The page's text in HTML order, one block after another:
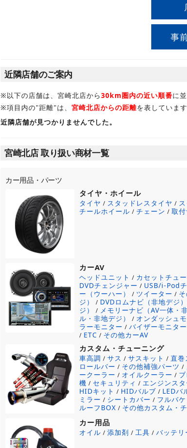
事
近隣店舗のご案内
※以下の店舗は、宮崎北店から30km圏内の近い順番に
※項目内の"距離"は、 宮崎北店からの距離を表しています
近隣店舗が見つかりませんでした。
宮崎北店 取り扱い商材一覧
カー用品・パーツ
タイヤ・ホイール
タイヤ / スタッドレスタイヤ /
チールホイール /チェーン /取
カーAV
ヘッドユニット / カセットチュ
DVDチェンジャー / USB/i-Pod
ー（ウーハー）
/ ツイーター /
ジ）
/ DVDロムナビ（非地デジ）
ジ）
/ メモリーナビ（AV一体・
ル・非地デジ）
/ オンダッシュ
ラーモニター /バイザーモニター
/ ETC / その他カーAV
カスタム・チューニング
車高調 /サス /サスキット /直巻
ロールバー / その他補強パーツ /
ークーラー / オイルクーラー /
機 / セキュリティ / エンジンス
HIDキット / HIDバルブ / LEDバ
ミラー / シートカバー / フルバ
ルーフBOX / その他カスタム・
カー用品
オイル /添加剤 /工具 /バッテリ